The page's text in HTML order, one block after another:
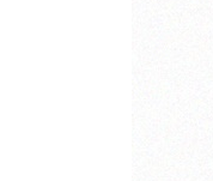
Q/A 묻고
4부 암을
유전체
일대일